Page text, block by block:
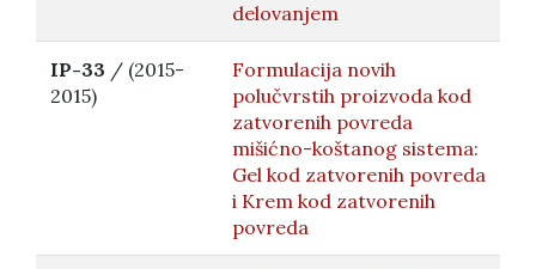
delovanjem
IP-33 / (2015-
2015)
Formulacija novih
polučvrstih proizvoda kod
zatvorenih povreda
mišićno-koštanog sistema:
Gel kod zatvorenih povreda
i Krem kod zatvorenih
povreda